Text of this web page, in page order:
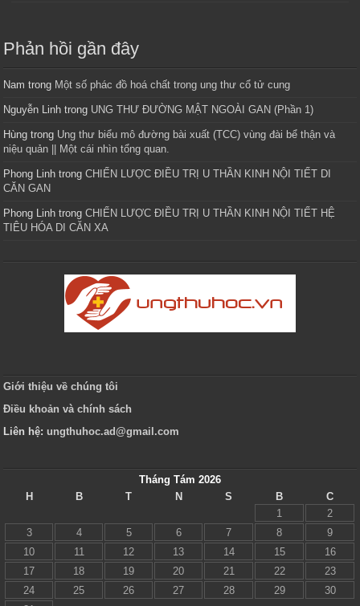
Phản hồi gần đây
Nam trong Một số phác đồ hoá chất trong ung thư cổ tử cung
Nguyễn Linh trong UNG THƯ ĐƯỜNG MẬT NGOÀI GAN (Phần 1)
Hùng trong Ung thư biểu mô đường bài xuất (TCC) vùng đài bể thận và
niệu quản || Một cái nhìn tổng quan.
Phong Linh trongCHIẾN LƯỢC ĐIỀU TRỊ U THẦN KINH NỘI TIẾT DI
CĂN GAN
Phong Linh trongCHIẾN LƯỢC ĐIỀU TRỊ U THẦN KINH NỘI TIẾT HỆ
TIÊU HÓA DI CĂN XA
Giới thiệu về chúng tôi
Điều khoản và chính sách
Liên hệ:ungthuhoc.ad@gmail.com
Tháng Tám 2026
H
B T N S B
C
1
2
3
4 5 6 7 8
9
10
11 12 13 14 15
16
17
18 19 20 21 22
23
24
25 26 27 28 29
30